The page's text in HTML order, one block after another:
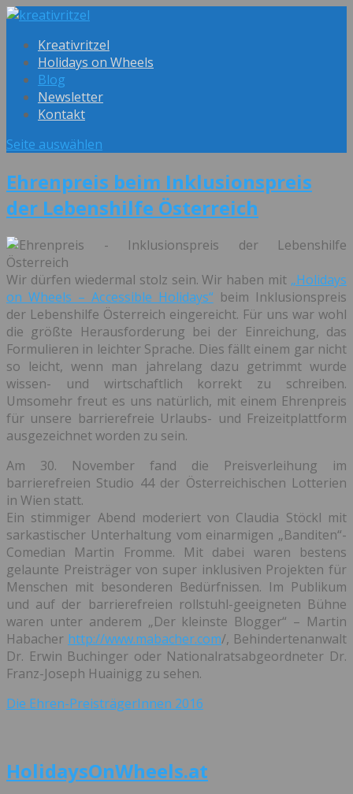
Kreativritzel
Holidays on Wheels
Blog
Newsletter
Kontakt
Seite auswählen
Ehrenpreis beim Inklusionspreis
der Lebenshilfe Österreich
Wir dürfen wiedermal stolz sein. Wir haben mit „Holidays
on Wheels – Accessible Holidays“beim Inklusionspreis
der Lebenshilfe Österreich eingereicht. Für uns war wohl
die größte Herausforderung bei der Einreichung, das
Formulieren in leichter Sprache. Dies fällt einem gar nicht
so leicht, wenn man jahrelang dazu getrimmt wurde
wissen- und wirtschaftlich korrekt zu schreiben.
Umsomehr freut es uns natürlich, mit einem Ehrenpreis
für unsere barrierefreie Urlaubs- und Freizeitplattform
ausgezeichnet worden zu sein.
Am 30. November fand die Preisverleihung im
barrierefreien Studio 44 der Österreichischen Lotterien
in Wien statt.
Ein stimmiger Abend moderiert von Claudia Stöckl mit
sarkastischer Unterhaltung vom einarmigen „Banditen“-
Comedian Martin Fromme. Mit dabei waren bestens
gelaunte Preisträger von super inklusiven Projekten für
Menschen mit besonderen Bedürfnissen. Im Publikum
und auf der barrierefreien rollstuhl-geeigneten Bühne
waren unter anderem „Der kleinste Blogger“ – Martin
Habacher http://www.mabacher.com/, Behindertenanwalt
Dr. Erwin Buchinger oder Nationalratsabgeordneter Dr.
Franz-Joseph Huainigg zu sehen.
Die Ehren-PreisträgerInnen 2016
HolidaysOnWheels.at